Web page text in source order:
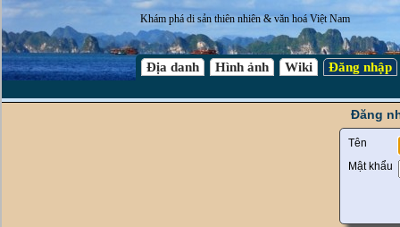
Khám phá di sản thiên nhiên & văn hoá Việt Nam
Địa danh Hình ảnh Wiki Đăng nhập
Đăng
Tên
Mật khẩu